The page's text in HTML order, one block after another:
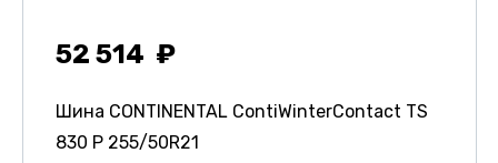
52 514
Шина CONTINENTAL ContiWinterContact TS
830 P 255/50R21